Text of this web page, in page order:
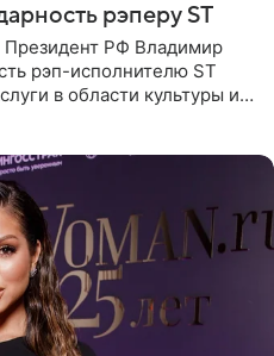
рэперу ST
РФ Владимир
рэп-исполнителю ST
в области культуры и